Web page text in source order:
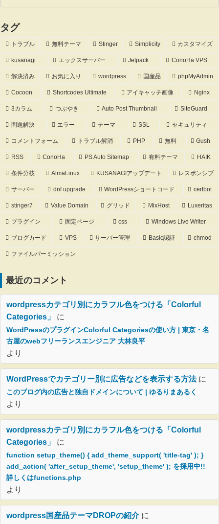
タグ
トラブル 無料テーマ Stinger Simplicity カスタマイズ
kusanagi エックスサーバー Jetpack ConoHa VPS
解決済み お気に入り wordpress 国産品 phpMyAdmin
Cocoon Shortcodes Ultimate アイキャッチ画像 Nginx
3カラム つぶやき Auto Post Thumbnail SiteGuard
問題解決 エラー テーマ SSL セキュリティ
コメントフォーム トラブル解消 PHP 無料 Gush
RSS ConoHa PS Auto Sitemap 有料テーマ HAIK
条件分枝 AlmaLinux KUSANAGIアップデート レスポンシブ
サーバー dnf upgrade WordPressショートコード certbot
stinger7 Value Domain グリッド MixHost Luxeritas
プラグイン 固定ページ css Windows Live Writer
ブログカード VPS サーバー管理 Basic認証 chmod
ファイルパーミッション
最近のコメント
wordpressカテゴリ別にカラフル色をつける「Colorful
Categories」
に
WordPressのプラグインColorful Categoriesの使い方 | 東京・名
古屋のwebフリーランスエンジニア 大林良平
より
WordPressでカテゴリー別に広告などを表示する方法に
このブログ内の広告と独自ドメインについて | ゆるりまあるく
より
wordpressカテゴリ別にカラフル色をつける「Colorful
Categories」
に
function setup_theme() { add_theme_support( 'title-tag' ); }
add_action( 'after_setup_theme', 'setup_theme' ); を採用中!!
詳しくはfunctions.php
より
wordpress国産品テーマDROPの紹介に